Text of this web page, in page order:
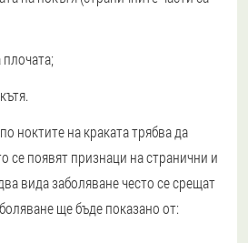
плочата;
ноктите на краката трябва да
се появят признаци на странични и
вида заболяване често се срещат
ще бъде показано от: